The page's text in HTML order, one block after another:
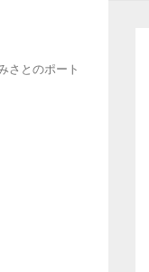
さとのポート